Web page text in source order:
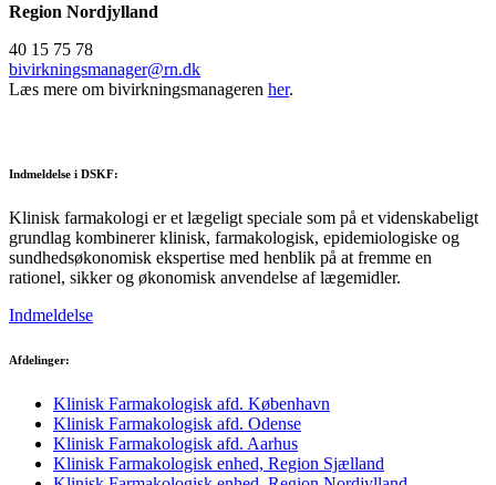
Region Nordjylland
40 15 75 78
bivirkningsmanager@rn.dk
Læs mere om bivirkningsmanageren her.
Indmeldelse i DSKF:
Klinisk farmakologi er et lægeligt speciale som på et videnskabeligt
grundlag kombinerer klinisk, farmakologisk, epidemiologiske og
sundhedsøkonomisk ekspertise med henblik på at fremme en
rationel, sikker og økonomisk anvendelse af lægemidler.
Indmeldelse
Afdelinger:
Klinisk Farmakologisk afd. København
Klinisk Farmakologisk afd. Odense
Klinisk Farmakologisk afd. Aarhus
Klinisk Farmakologisk enhed, Region Sjælland